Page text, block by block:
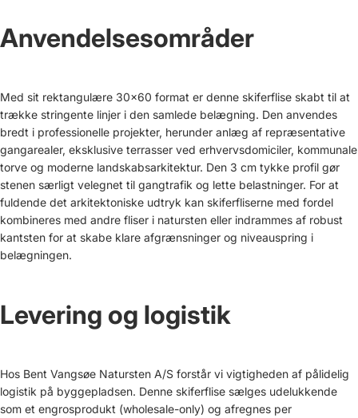
Anvendelsesområder
Med sit rektangulære 30x60 format er denne skiferflise skabt til at
trække stringente linjer i den samlede belægning. Den anvendes
bredt i professionelle projekter, herunder anlæg af repræsentative
gangarealer, eksklusive terrasser ved erhvervsdomiciler, kommunale
torve og moderne landskabsarkitektur. Den 3 cm tykke profil gør
stenen særligt velegnet til gangtrafik og lette belastninger. For at
fuldende det arkitektoniske udtryk kan skiferfliserne med fordel
kombineres med andre fliser i natursten eller indrammes af robust
kantsten for at skabe klare afgrænsninger og niveauspring i
belægningen.
Levering og logistik
Hos Bent Vangsøe Natursten A/S forstår vi vigtigheden af pålidelig
logistik på byggepladsen. Denne skiferflise sælges udelukkende
som et engrosprodukt (wholesale-only) og afregnes per